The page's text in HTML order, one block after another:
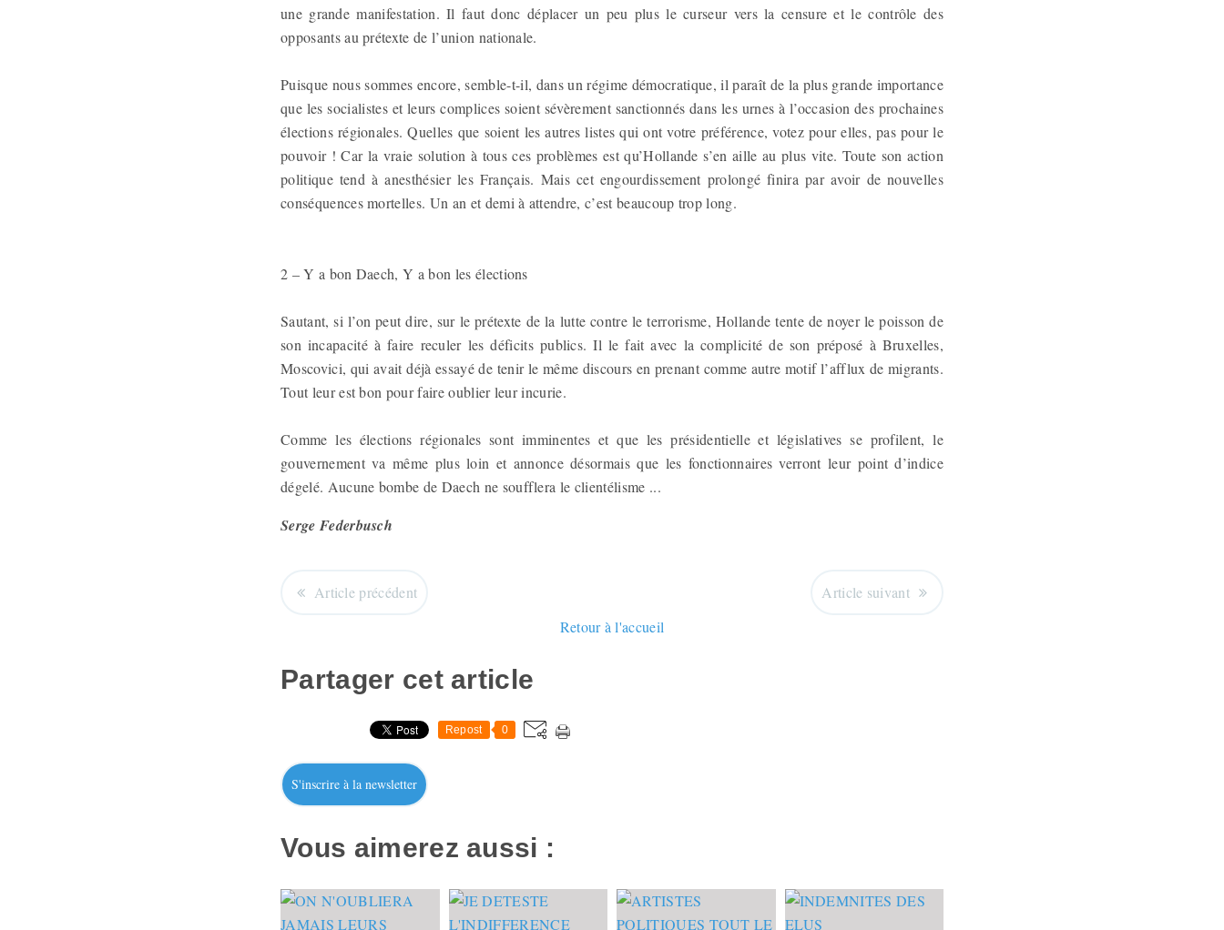
une grande manifestation. Il faut donc déplacer un peu plus le curseur vers la censure et le contrôle des
opposants au prétexte de l’union nationale.
Puisque nous sommes encore, semble-t-il, dans un régime démocratique, il paraît de la plus grande importance
que les socialistes et leurs complices soient sévèrement sanctionnés dans les urnes à l’occasion des prochaines
élections régionales. Quelles que soient les autres listes qui ont votre préférence, votez pour elles, pas pour le
pouvoir ! Car la vraie solution à tous ces problèmes est qu’Hollande s’en aille au plus vite. Toute son action
politique tend à anesthésier les Français. Mais cet engourdissement prolongé finira par avoir de nouvelles
conséquences mortelles. Un an et demi à attendre, c’est beaucoup trop long.
2 – Y a bon Daech, Y a bon les élections
Sautant, si l’on peut dire, sur le prétexte de la lutte contre le terrorisme, Hollande tente de noyer le poisson de
son incapacité à faire reculer les déficits publics. Il le fait avec la complicité de son préposé à Bruxelles,
Moscovici, qui avait déjà essayé de tenir le même discours en prenant comme autre motif l’afflux de migrants.
Tout leur est bon pour faire oublier leur incurie.
Comme les élections régionales sont imminentes et que les présidentielle et législatives se profilent, le
gouvernement va même plus loin et annonce désormais que les fonctionnaires verront leur point d’indice
dégelé. Aucune bombe de Daech ne soufflera le clientélisme ...
Serge Federbusch
Article précédent
Article suivant
Retour à l'accueil
Partager cet article
Repost 0
S'inscrire à la newsletter
Vous aimerez aussi :